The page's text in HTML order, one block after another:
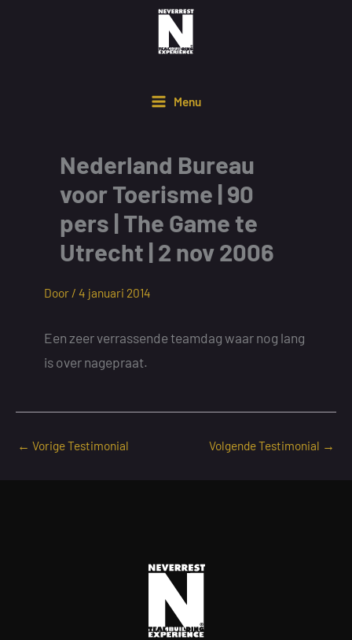
Menu
Nederland Bureau
voor Toerisme | 90
pers | The Game te
Utrecht | 2 nov 2006
Door / 4 januari 2014
Een zeer verrassende teamdag waar nog lang
is over nagepraat.
← Vorige Testimonial Volgende Testimonial →